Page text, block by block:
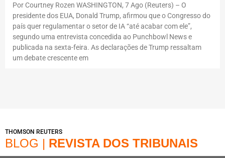
Por Courtney Rozen WASHINGTON, 7 Ago (Reuters) – O
presidente dos EUA, Donald Trump, afirmou que o Congresso do
país quer regulamentar o setor de IA “até acabar com ele”,
segundo uma entrevista concedida ao Punchbowl News e
publicada na sexta-feira. As declarações de Trump ressaltam
um debate crescente em
THOMSON REUTERS
BLOG | REVISTA DOS TRIBUNAIS